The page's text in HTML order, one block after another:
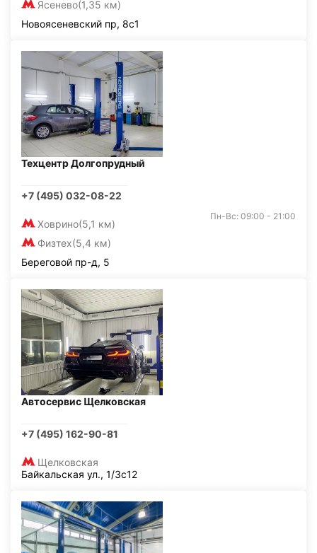
Ясенево(1,35 км)
Новоясеневский пр, 8с1
Техцентр Долгопрудный
+7 (495) 032-08-22
Ховрино(5,1 км)
Физтех(5,4 км)
Пн-Вс: 09:00 - 21:00
Береговой пр-д, 5
Автосервис Щелковская
+7 (495) 162-90-81
Щелковская
Байкальская ул., 1/3с12